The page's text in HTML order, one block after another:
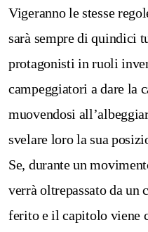
Vigeranno le stesse
sarà sempre di quindici
protagonisti in ruoli
campeggiatori a dare la
muovendosi
svelare loro la sua
Se, durante un
verrà oltrepassato da un
ferito e il capitolo viene